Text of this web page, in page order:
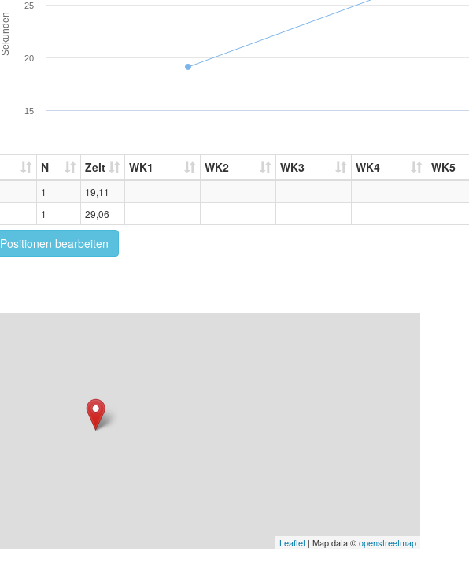
Sekunden
15
20
25
N Zeit WK1 WK2 WK3 WK4 WK5
1
19,11
1 29,06
Positionen bearbeiten
Leaflet | Map data ©openstreetmap